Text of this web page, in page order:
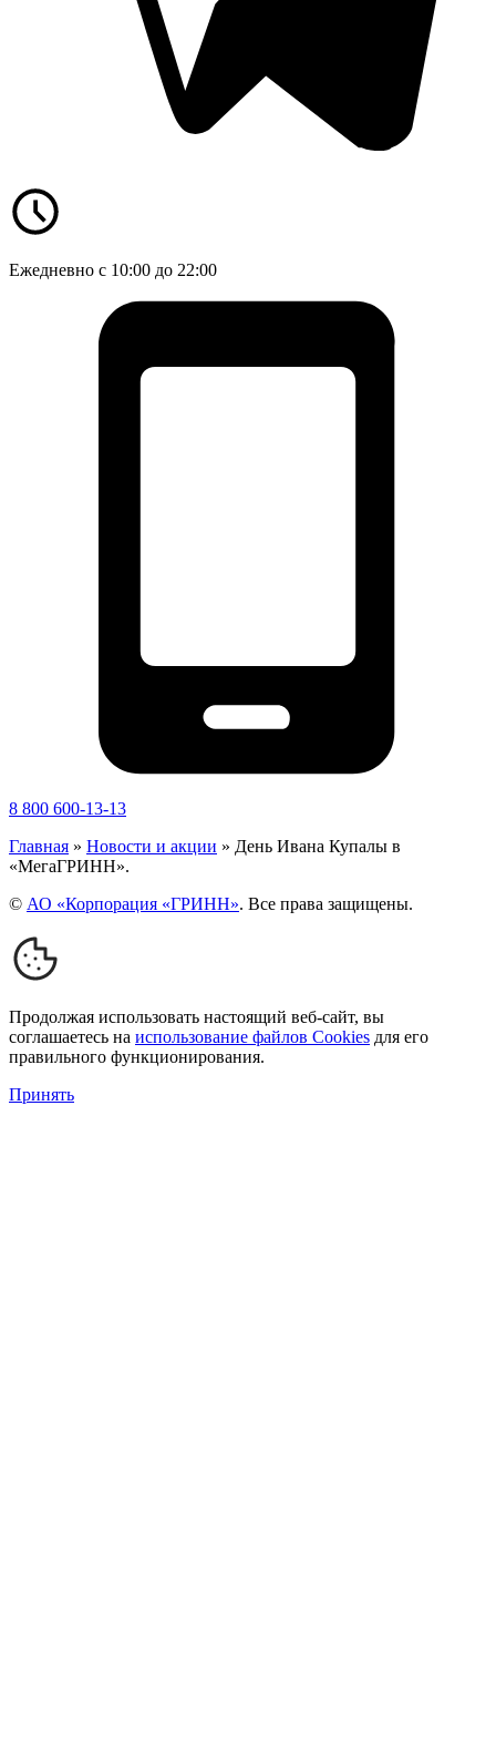
Ежедневно с 10:00 до 22:00
8 800 600-13-13
Главная » Новости и акции » День Ивана Купалы в
«МегаГРИНН».
© АО «Корпорация «ГРИНН». Все права защищены.
Продолжая использовать настоящий веб-сайт, вы
соглашаетесь на использование файлов Cookies для его
правильного функционирования.
Принять